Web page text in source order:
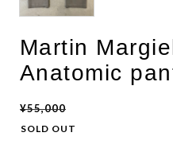
Martin
Anatomic
¥55,000
SOLD OUT